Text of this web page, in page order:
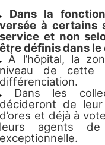
Dans la
versée à certains
service et non
être définis dans
À l’hôpital, la
niveau de cette
différenciation.
Dans les
décideront de leur
d’ores et déjà à
leurs agents
exceptionnelle.